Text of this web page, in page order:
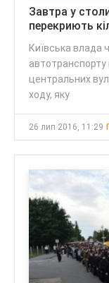
Завтра у
перекриють
Київська влада
автотранспорту
центральних
ходу, яку
26 лип 2016, 11:29